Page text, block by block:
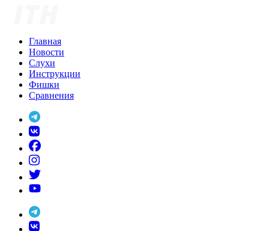
Главная
Новости
Слухи
Инструкции
Фишки
Сравнения